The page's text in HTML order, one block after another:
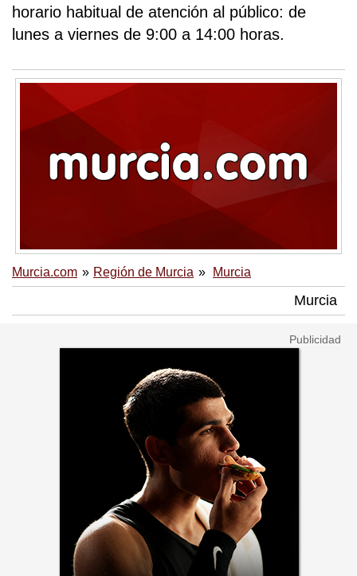
horario habitual de atención al público: de
lunes a viernes de 9:00 a 14:00 horas.
Murcia.com Región de Murcia Murcia
Murcia